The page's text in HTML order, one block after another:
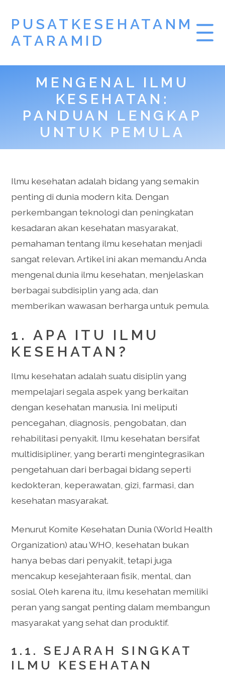
PUSATKESEHATANM
ATARAMID
MENGENAL ILMU
KESEHATAN:
PANDUAN LENGKAP
UNTUK PEMULA
Ilmu kesehatan adalah bidang yang semakin
penting di dunia modern kita. Dengan
perkembangan teknologi dan peningkatan
kesadaran akan kesehatan masyarakat,
pemahaman tentang ilmu kesehatan menjadi
sangat relevan. Artikel ini akan memandu Anda
mengenal dunia ilmu kesehatan, menjelaskan
berbagai subdisiplin yang ada, dan
memberikan wawasan berharga untuk pemula.
1. APA ITU ILMU
KESEHATAN?
Ilmu kesehatan adalah suatu disiplin yang
mempelajari segala aspek yang berkaitan
dengan kesehatan manusia. Ini meliputi
pencegahan, diagnosis, pengobatan, dan
rehabilitasi penyakit. Ilmu kesehatan bersifat
multidisipliner, yang berarti mengintegrasikan
pengetahuan dari berbagai bidang seperti
kedokteran, keperawatan, gizi, farmasi, dan
kesehatan masyarakat.
Menurut Komite Kesehatan Dunia (World Health
Organization) atau WHO, kesehatan bukan
hanya bebas dari penyakit, tetapi juga
mencakup kesejahteraan fisik, mental, dan
sosial. Oleh karena itu, ilmu kesehatan memiliki
peran yang sangat penting dalam membangun
masyarakat yang sehat dan produktif.
1.1. SEJARAH SINGKAT
ILMU KESEHATAN